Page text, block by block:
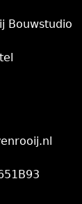
Bouwstudio